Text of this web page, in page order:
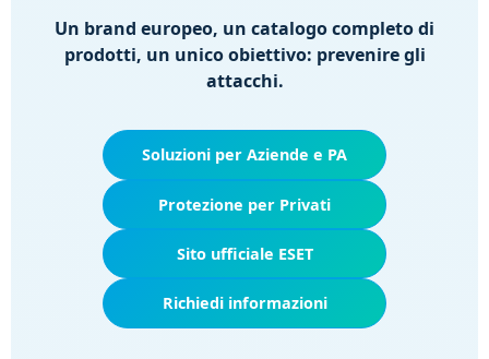
Un brand europeo, un catalogo completo di
prodotti, un unico obiettivo: prevenire gli
attacchi.
Soluzioni per Aziende e PA
Protezione per Privati
Sito ufficiale ESET
Richiedi informazioni